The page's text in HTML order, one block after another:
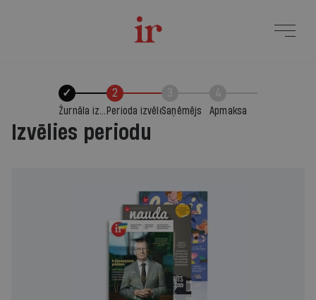
✓
Žurnāla izvēle
2
Perioda izvēleSaņēmējs Apmaksa
Izvēlies periodu